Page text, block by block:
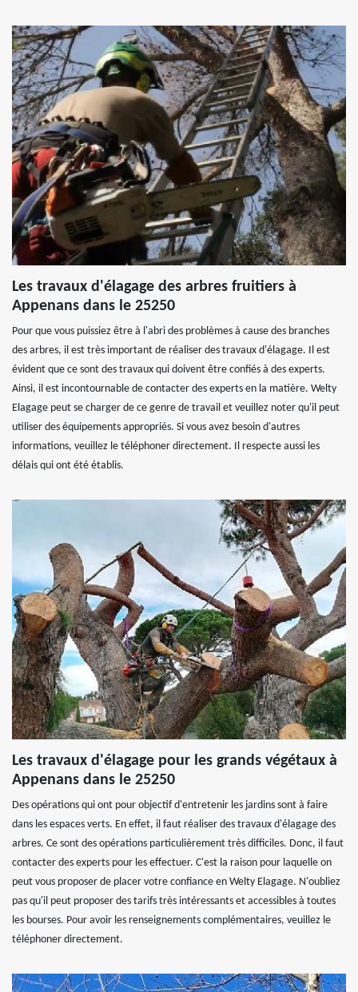
Les travaux d'élagage des arbres fruitiers à
Appenans dans le 25250
Pour que vous puissiez être à l'abri des problèmes à cause des branches
des arbres, il est très important de réaliser des travaux d'élagage. Il est
évident que ce sont des travaux qui doivent être confiés à des experts.
Ainsi, il est incontournable de contacter des experts en la matière. Welty
Elagage peut se charger de ce genre de travail et veuillez noter qu'il peut
utiliser des équipements appropriés. Si vous avez besoin d'autres
informations, veuillez le téléphoner directement. Il respecte aussi les
délais qui ont été établis.
Les travaux d'élagage pour les grands végétaux à
Appenans dans le 25250
Des opérations qui ont pour objectif d'entretenir les jardins sont à faire
dans les espaces verts. En effet, il faut réaliser des travaux d'élagage des
arbres. Ce sont des opérations particulièrement très difficiles. Donc, il faut
contacter des experts pour les effectuer. C'est la raison pour laquelle on
peut vous proposer de placer votre confiance en Welty Elagage. N'oubliez
pas qu'il peut proposer des tarifs très intéressants et accessibles à toutes
les bourses. Pour avoir les renseignements complémentaires, veuillez le
téléphoner directement.